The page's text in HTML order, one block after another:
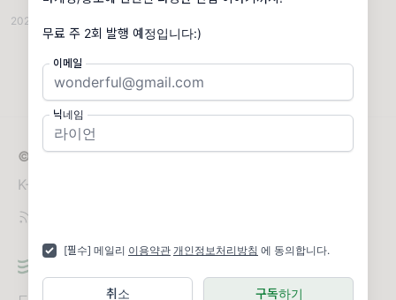
무료 주 2회 발행 예정입니다:)
이메일
닉네임
[필수] 메일리 이용약관 개인정보처리방침 에 동의합니다.
구독하기
취소
이탄 콘텐츠 전략적 협력체제 구축 [항목1] 드
림어스컴퍼니는 글로벌 음악∙엔터테인먼트 투
자사 벨 파트너스, 글로벌 엔터테인먼트
2024.01.22
© 2026 라라와 나나의 KPOP CLUB
K-POP에 관한 다양한 이야기를 들려 드립니다!